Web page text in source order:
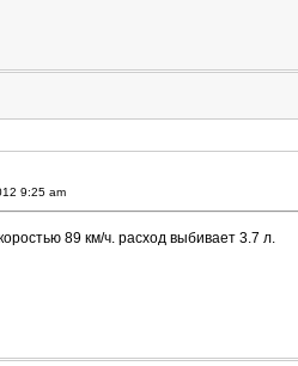
9:25 am
89 км/ч. расход выбивает 3.7 л.